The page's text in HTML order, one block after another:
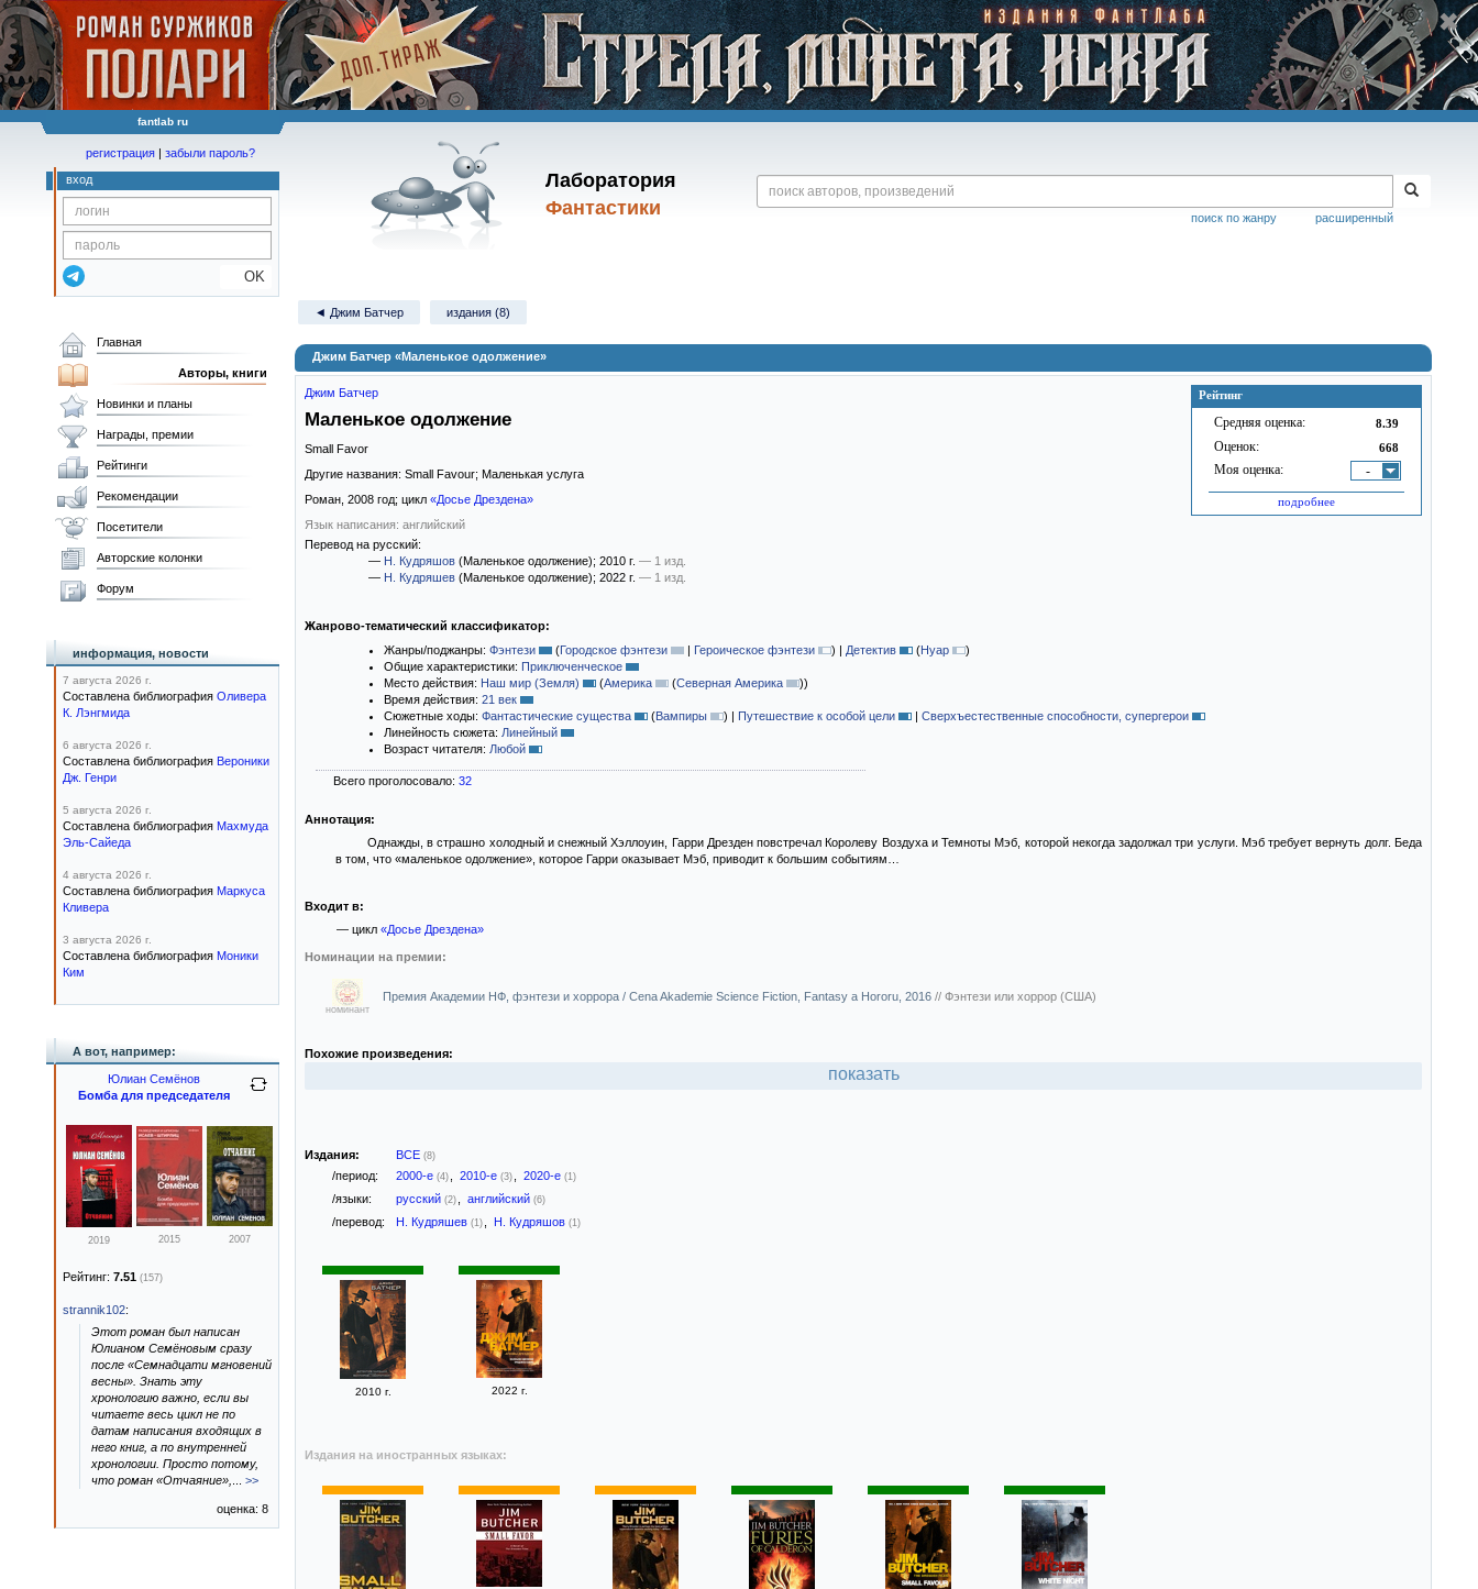
fantlab ru
Лаборатория
Фантастики
расширенный
поиск по жанру
регистрация | забыли пароль?
вход
OK
◄ Джим Батчер издания (8)
Джим Батчер «Маленькое одолжение»
Рейтинг
Средняя оценка: 8.39
Оценок: 668
Моя оценка: -
подробнее
Джим Батчер
Маленькое одолжение
Small Favor
Другие названия: Small Favour; Маленькая услуга
Роман, 2008 год; цикл «Досье Дрездена»
Язык написания: английский
Перевод на русский:
— Н. Кудряшов (Маленькое одолжение); 2010 г. — 1 изд.
— Н. Кудряшев (Маленькое одолжение); 2022 г. — 1 изд.
Жанрово-тематический классификатор:
Жанры/поджанры: Фэнтези (Городское фэнтези | Героическое фэнтези ) | Детектив (Нуар
)
Общие характеристики: Приключенческое
Место действия: Наш мир (Земля) (Америка (Северная Америка ))
Время действия: 21 век
Сюжетные ходы: Фантастические существа (Вампиры ) | Путешествие к особой цели | Сверхъестественные способности, супергерои
Линейность сюжета: Линейный
Возраст читателя: Любой
Всего проголосовало: 32
Аннотация:
Однажды, в страшно холодный и снежный Хэллоуин, Гарри Дрезден повстречал Королеву Воздуха и Темноты Мэб, которой некогда задолжал три услуги. Мэб требует вернуть долг. Беда
в том, что «маленькое одолжение», которое Гарри оказывает Мэб, приводит к большим событиям…
Входит в:
— цикл «Досье Дрездена»
Номинации на премии:
номинант
Премия Академии НФ, фэнтези и хоррора / Cena Akademie Science Fiction, Fantasy a Hororu, 2016 // Фэнтези или хоррор (США)
Похожие произведения:
показать
Издания: ВСЕ (8)
/период: 2000-е (4) 2010-е (3) 2020-е (1)
/языки: русский (2) английский (6)
/перевод: Н. Кудряшев (1) Н. Кудряшов (1)
2010 г. 2022 г.
Издания на иностранных языках:
Главная
Авторы, книги
Новинки и планы
Награды, премии
Рейтинги
Рекомендации
Посетители
Авторские колонки
Форум
информация, новости
7 августа 2026 г.
Составлена библиография Оливера
К. Лэнгмида
6 августа 2026 г.
Составлена библиография Вероники
Дж. Генри
5 августа 2026 г.
Составлена библиография Махмуда
Эль-Сайеда
4 августа 2026 г.
Составлена библиография Маркуса
Кливера
3 августа 2026 г.
Составлена библиография Моники
Ким
А вот, например:
Юлиан Семёнов
Бомба для председателя
2019 2015 2007
Рейтинг: 7.51 (157)
strannik102:
Этот роман был написан
Юлианом Семёновым сразу
после «Семнадцати мгновений
весны». Знать эту
хронологию важно, если вы
читаете весь цикл не по
датам написания входящих в
него книг, а по внутренней
хронологии. Просто потому,
что роман «Отчаяние»,
>>
оценка: 8